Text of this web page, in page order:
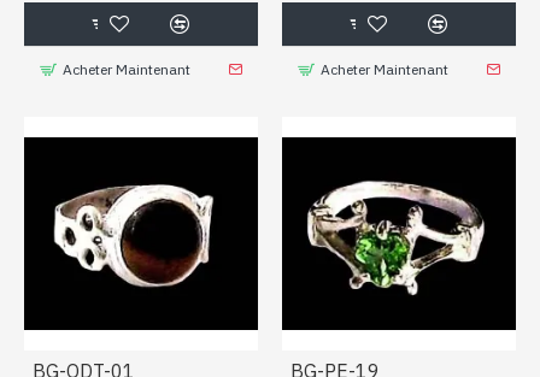
Acheter Maintenant Acheter Maintenant
BG-ODT-01 BG-PE-19